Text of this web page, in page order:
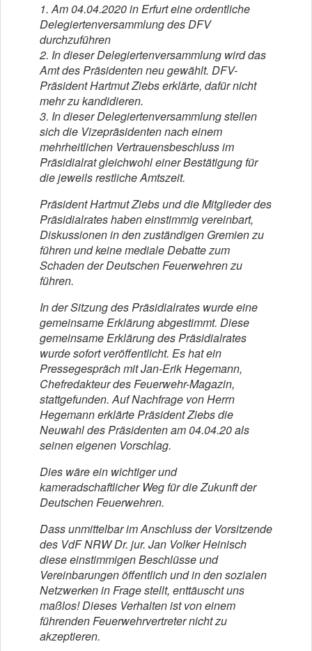
1. Am 04.04.2020 in Erfurt eine ordentliche
Delegiertenversammlung des DFV
durchzuführen
2. In dieser Delegiertenversammlung wird das
Amt des Präsidenten neu gewählt. DFV-
PräsidentHartmut Ziebs erklärte, dafür nicht
mehr zu kandidieren.
3. In dieser Delegiertenversammlung stellen
sich die Vizepräsidenten nach einem
mehrheitlichen Vertrauensbeschluss im
Präsidialrat gleichwohl einer Bestätigung für
die jeweils restlicheAmtszeit.
Präsident Hartmut Ziebs und die Mitglieder des
Präsidialrates haben einstimmig vereinbart,
Diskussionen in den zuständigen Gremien zu
führen und keine mediale Debatte zum
Schaden der Deutschen Feuerwehren zu
führen.
In der Sitzung des Präsidialrates wurde eine
gemeinsame Erklärung abgestimmt. Diese
gemeinsame Erklärung des Präsidialrates
wurde sofort veröffentlicht. Es hat ein
Pressegespräch mit Jan-Erik Hegemann,
Chefredakteur des Feuerwehr-Magazin,
stattgefunden. Auf Nachfrage von Herrn
Hegemann erklärte Präsident Ziebs die
Neuwahl des Präsidenten am 04.04.20 als
seinen eigenen Vorschlag.
Dies wäre ein wichtiger und
kameradschaftlicher Weg für die Zukunft der
Deutschen Feuerwehren.
Dass unmittelbar im Anschluss der Vorsitzende
des VdF NRW Dr. jur. Jan Volker Heinisch
diese einstimmigen Beschlüsse und
Vereinbarungen öffentlich und in den sozialen
Netzwerken in Frage stellt, enttäuscht uns
maßlos! Dieses Verhalten ist von einem
führenden Feuerwehrvertreter nicht zu
akzeptieren.